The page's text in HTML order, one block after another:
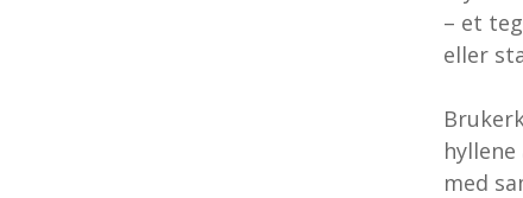
– et
eller
med